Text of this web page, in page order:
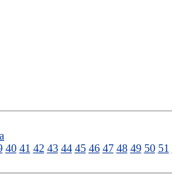
40 41 42 43 44 45 46 47 48 49 50 51